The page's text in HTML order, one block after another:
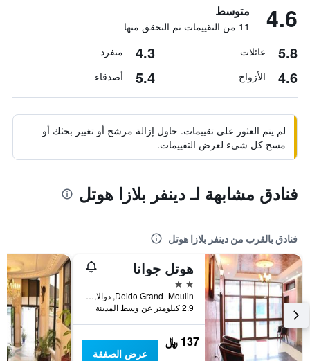
4.6 متوسط
11 من التقييمات تم التحقق منها
5.8 عائلات 4.3 منفرد
4.6 الأزواج 5.4 أصدقاء
لم يتم العثور على تقييمات. حاول إزالة مرشح أو تغيير بحثك أو
مسح كل شيء لعرض التقييمات.
فنادق مشابهة لـ دينفر بلازا هوتل
فنادق بالقرب من دينفر بلازا هوتل
هوتل جوانا
2 نجمتين
Deido Grand- Moulin, دوالا, الكاميرون
2.9 كيلومتر عن وسط المدينة
137 ﷼
عرض الصفقة